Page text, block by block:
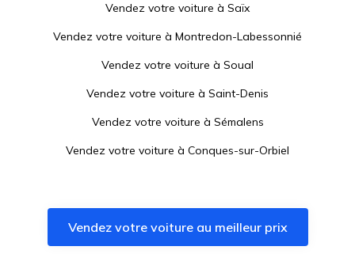
Vendez votre voiture à Saïx
Vendez votre voiture à Montredon-Labessonnié
Vendez votre voiture à Soual
Vendez votre voiture à Saint-Denis
Vendez votre voiture à Sémalens
Vendez votre voiture à Conques-sur-Orbiel
Vendez votre voiture àLacaune
Vendez votre voiture àVillemoustaussou
Vendez votre voiture au meilleur prix